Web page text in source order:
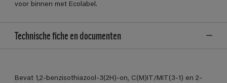
voor binnen met Ecolabel.
Technische fiche en documenten
Bevat 1,2-benzisothiazool-3(2H)-on, C(M)IT/MIT(3-1) en 2-